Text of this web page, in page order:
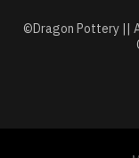
©Dragon Pottery ||